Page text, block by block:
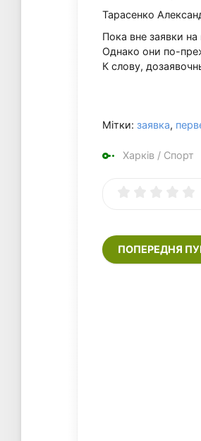
Тарасенко
Пока вне заявки
Однако они по-
К слову,
Мітки: заявка,
Харків / Спорт
ПОПЕРЕДНЯ